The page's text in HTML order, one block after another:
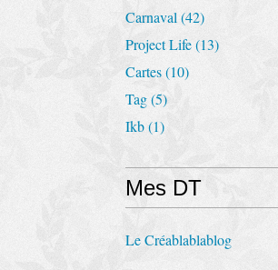
Carnaval (42)
Project Life(13)
Cartes(10)
Tag(5)
Ikb(1)
Mes DT
Le Créablablablog